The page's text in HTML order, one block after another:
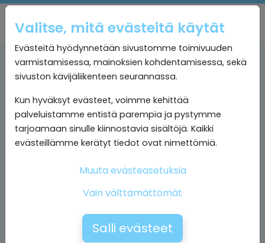
Valitse, mitä evästeitä käytät
Evästeitä hyödynnetään sivustomme toimivuuden
varmistamisessa, mainoksien kohdentamisessa, sekä
sivuston kävijäliikenteen seurannassa.
Kun hyväksyt evästeet, voimme kehittää
palveluistamme entistä parempia ja pystymme
tarjoamaan sinulle kiinnostavia sisältöjä. Kaikki
evästeillämme kerätyt tiedot ovat nimettömiä.
Muuta evästeasetuksia
Vain välttämättömät
Salli evästeet